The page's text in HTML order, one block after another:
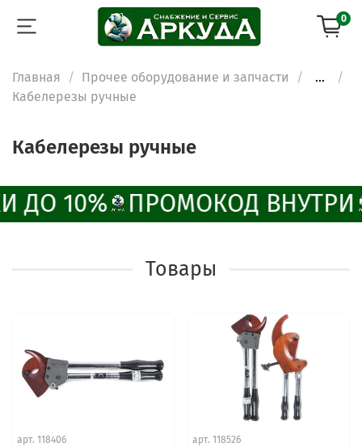
0
Главная Прочее оборудование и запчасти
...
Кабелерезы ручные
Кабелерезы ручные
ДО 10% ПРОМОКОД ВНУТРИ
Товары
арт. 118406 арт. 118526